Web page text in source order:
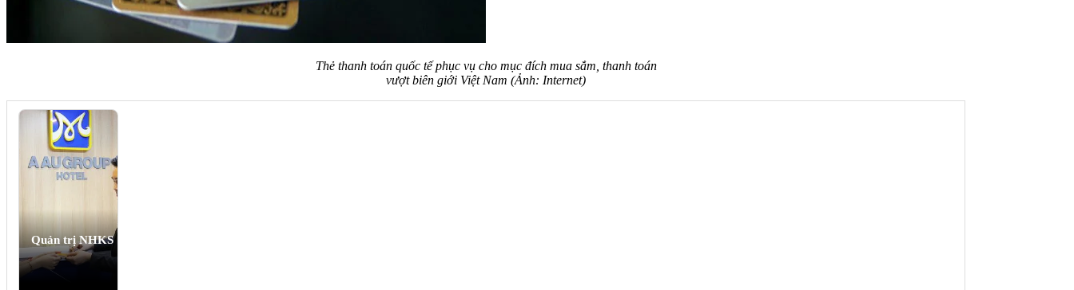
Thẻ thanh toán quốc tế phục vụ cho mục đích mua sắm, thanh toán
vượt biên giới Việt Nam (Ảnh: Internet)
Quản trị NHKS